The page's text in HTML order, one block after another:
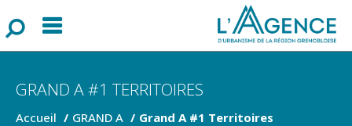
Menu
GRAND A #1 TERRITOIRES
Accueil GRAND A Grand A #1 Territoires